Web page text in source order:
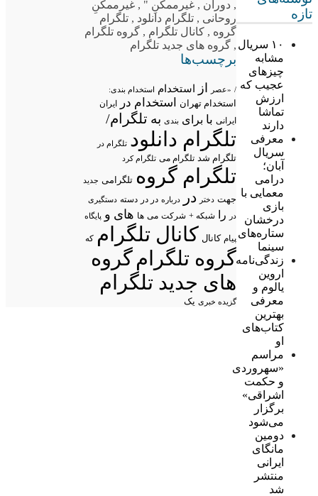
تازه
۱۰ سریال
مشابه
چیزهای
عجیب که
ارزش
تماشا
دارند
معرفی
سریال
آبان؛
درامی
معمایی با
بازی
درخشان
ستاره‌های
سینما
زندگی‌نامه
اروین
یالوم و
معرفی
بهترین
کتاب‌های
او
مراسم
«سهروردی
و حکمت
اشراقی»
برگزار
می‌شود
دومین
مانگای
ایرانی
منتشر
شد
, دوران , غیرممکنِ " , غیرممکنِ
روحانی , تلگرام دانلود , تلگرام
گروه , کانال تلگرام , گروه تلگرام
, گروه های جدید تلگرام
برچسب‌ها
/ «عصر از استخدام استخدام بندی:
استخدام تهران استخدام در ایران
ایرانی با برای بندی به تلگرام/
تلگرام دانلود تلگرام در
تلگرام شد تلگرام می تلگرام کرد
تلگرام گروه تلگرامی جدید
جهت دختر در درباره در در دسته دستگیری
در
را شبکه + شرکت می ها های و پایگاه
پیام کانال کانال تلگرام که
گروه تلگرامگروه
های جدید تلگرام
گزیده خبری یک